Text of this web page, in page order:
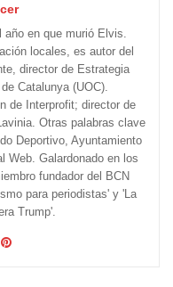
año en que murió Elvis.
locales, es autor del
director de Estrategia
Catalunya (UOC).
de Interprofit; director de
Otras palabras clave
Deportivo, Ayuntamiento
Web. Galardonado en los
fundador del BCN
para periodistas' y 'La
Trump'.